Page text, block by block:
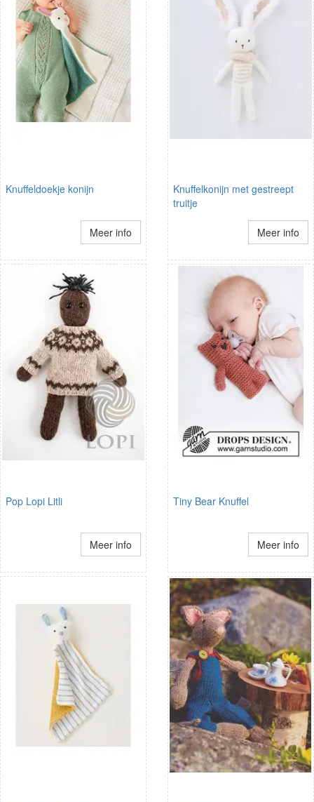
Knuffeldoekje konijn
Meer info
Knuffelkonijn met gestreept
truitje
Meer info
Pop Lopi Litli
Meer info
Tiny Bear Knuffel
Meer info